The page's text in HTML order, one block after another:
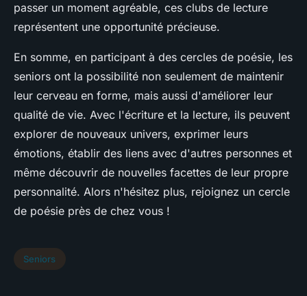
passer un moment agréable, ces clubs de lecture
représentent une opportunité précieuse.
En somme, en participant à des cercles de poésie, les
seniors ont la possibilité non seulement de maintenir
leur cerveau en forme, mais aussi d'améliorer leur
qualité de vie. Avec l'écriture et la lecture, ils peuvent
explorer de nouveaux univers, exprimer leurs
émotions, établir des liens avec d'autres personnes et
même découvrir de nouvelles facettes de leur propre
personnalité. Alors n'hésitez plus, rejoignez un cercle
de poésie près de chez vous !
Seniors